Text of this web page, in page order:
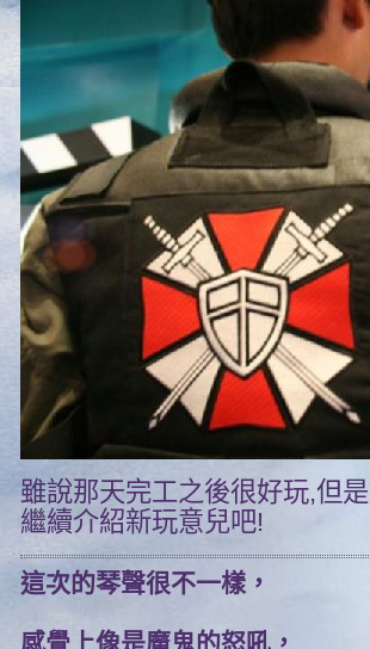
雖說那天完工之後很好玩,但
繼續介紹新玩意兒吧!
這次的琴聲很不一樣，
感覺上像是魔鬼的怒吼，